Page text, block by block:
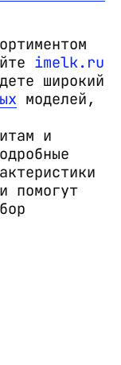
imelk.ru
широкий
моделей,
и
помогут